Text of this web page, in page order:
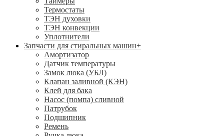
Термостаты
ТЭН духовки
ТЭН конвекции
Уплотнители
Запчасти для стиральных машин+
Амортизатор
Датчик температуры
Замок люка (УБЛ)
Клапан заливной (КЭН)
Клей для бака
Насос (помпа) сливной
Патрубок
Подшипник
Ремень